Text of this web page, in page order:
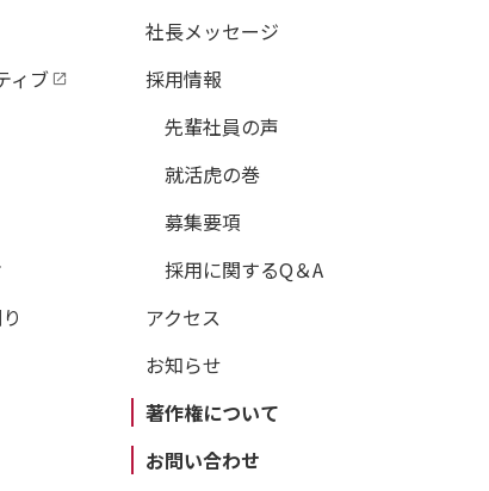
ィブ
社長メッセージ
採用情報
先輩社員の声
就活虎の巻
募集要項
採用に関するQ＆A
アクセス
お知らせ
著作権について
お問い合わせ